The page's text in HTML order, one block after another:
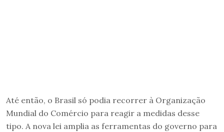
Até então, o Brasil só podia recorrer à Organização
Mundial do Comércio para reagir a medidas desse
tipo. A nova lei amplia as ferramentas do governo para